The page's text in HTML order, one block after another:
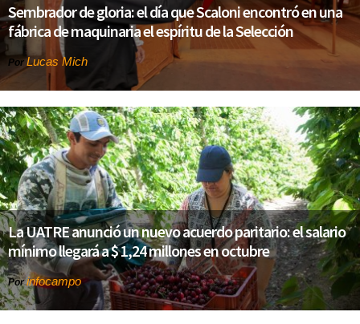
Sembrador de gloria: el día que Scaloni encontró en una
fábrica de maquinaria el espíritu de la Selección
PorLucas Mich
La UATRE anunció un nuevo acuerdo paritario: el salario
mínimo llegará a $ 1,24 millones en octubre
Porinfocampo